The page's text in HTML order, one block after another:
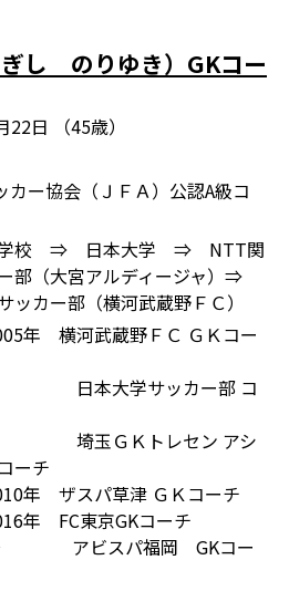
し のりゆき）GKコー
22日 （45歳）
カー協会（ＪＦＡ）公認A級コ
学校 ⇒ 日本大学 ⇒ NTT関
部（大宮アルディージャ）⇒
ッカー部（横河武蔵野ＦＣ）
年 横河武蔵野ＦＣ ＧＫコー
日本大学サッカー部 コ
埼玉ＧＫトレセン アシ
ーチ
年 ザスパ草津 ＧＫコーチ
年 FC東京GKコーチ
アビスパ福岡 GKコー